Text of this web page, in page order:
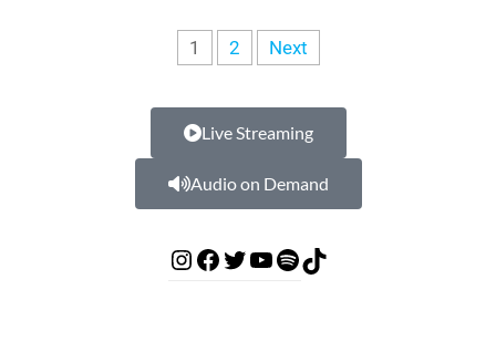
1 2 Next
Live Streaming
Audio on Demand